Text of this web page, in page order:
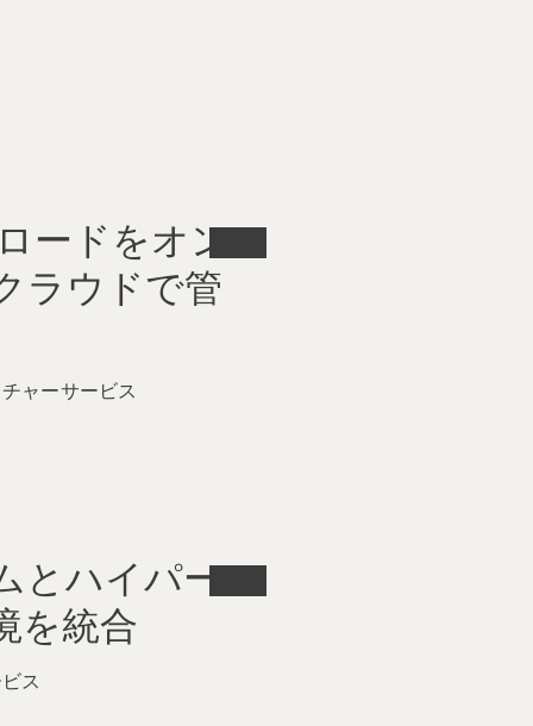
ードをオン
ラウドで管
ャーサービス
とハイパー
を統合
ス